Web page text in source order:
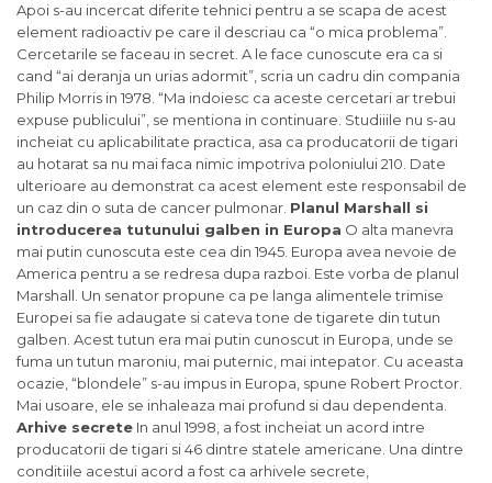
Apoi s-au incercat diferite tehnici pentru a se scapa de acest
element radioactiv pe care il descriau ca “o mica problema”.
Cercetarile se faceau in secret. A le face cunoscute era ca si
cand “ai deranja un urias adormit”, scria un cadru din compania
Philip Morris in 1978. “Ma indoiesc ca aceste cercetari ar trebui
expuse publicului”, se mentiona in continuare. Studiiile nu s-au
incheiat cu aplicabilitate practica, asa ca producatorii de tigari
au hotarat sa nu mai faca nimic impotriva poloniului 210. Date
ulterioare au demonstrat ca acest element este responsabil de
un caz din o suta de cancer pulmonar. Planul Marshall si
introducerea tutunului galben in Europa O alta manevra
mai putin cunoscuta este cea din 1945. Europa avea nevoie de
America pentru a se redresa dupa razboi. Este vorba de planul
Marshall. Un senator propune ca pe langa alimentele trimise
Europei sa fie adaugate si cateva tone de tigarete din tutun
galben. Acest tutun era mai putin cunoscut in Europa, unde se
fuma un tutun maroniu, mai puternic, mai intepator. Cu aceasta
ocazie, “blondele” s-au impus in Europa, spune Robert Proctor.
Mai usoare, ele se inhaleaza mai profund si dau dependenta.
Arhive secrete In anul 1998, a fost incheiat un acord intre
producatorii de tigari si 46 dintre statele americane. Una dintre
conditiile acestui acord a fost ca arhivele secrete,